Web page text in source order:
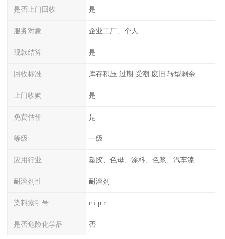
是否上门回收 是
服务对象 企业工厂、个人
现款结算 是
回收标准 库存积压 过期 受潮 废旧 转型剩余
上门收购 是
免费估价 是
等级 一级
应用行业 塑胶、色母、涂料、色浆、汽车漆
耐溶剂性 耐溶剂
染料索引号 c.i.p.r.
是否危险化学品 否